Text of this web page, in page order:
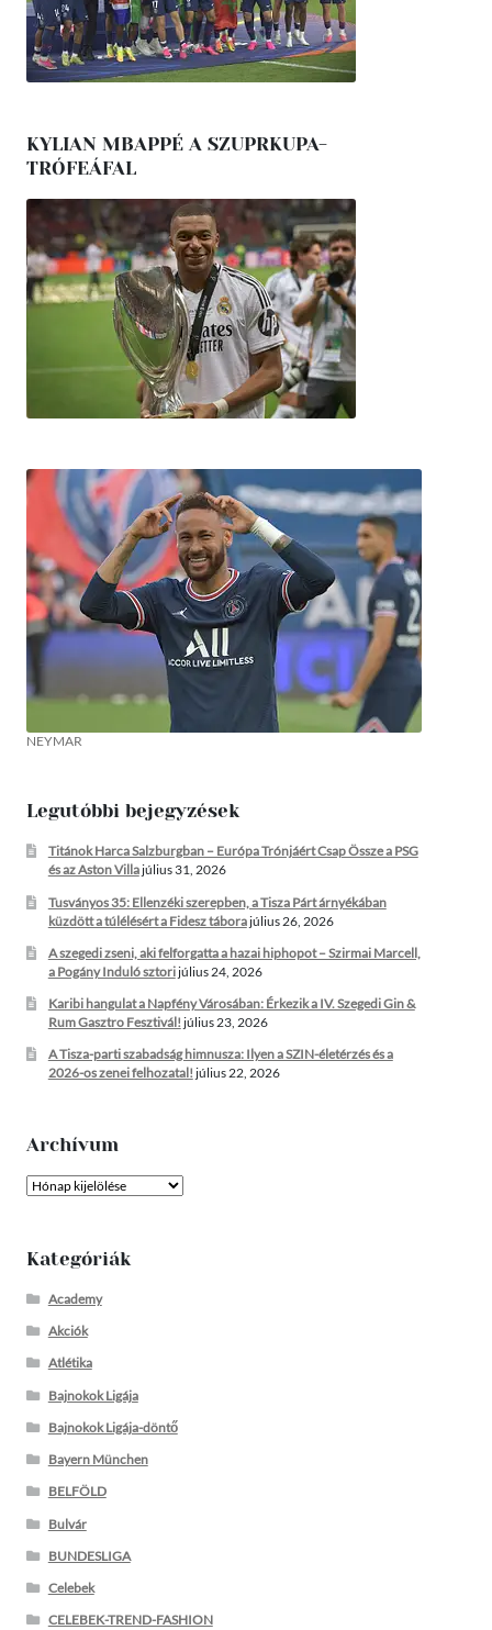
KYLIAN MBAPPÉ A SZUPRKUPA-
TRÓFEÁFAL
NEYMAR
Legutóbbi bejegyzések
Titánok Harca Salzburgban – Európa Trónjáért Csap Össze a PSG
és az Aston Villajúlius 31, 2026
Tusványos 35: Ellenzéki szerepben, a Tisza Párt árnyékában
küzdött a túlélésért a Fidesz táborajúlius 26, 2026
A szegedi zseni, aki felforgatta a hazai hiphopot – Szirmai Marcell,
a Pogány Induló sztorijúlius 24, 2026
Karibi hangulat a Napfény Városában: Érkezik a IV. Szegedi Gin &
Rum Gasztro Fesztivál! július 23, 2026
A Tisza-parti szabadság himnusza: Ilyen a SZIN-életérzés és a
2026-os zenei felhozatal! július 22, 2026
Archívum
Archívum
Kategóriák
Academy
Akciók
Atlétika
Bajnokok Ligája
Bajnokok Ligája-döntő
Bayern München
BELFÖLD
Bulvár
BUNDESLIGA
Celebek
CELEBEK-TREND-FASHION